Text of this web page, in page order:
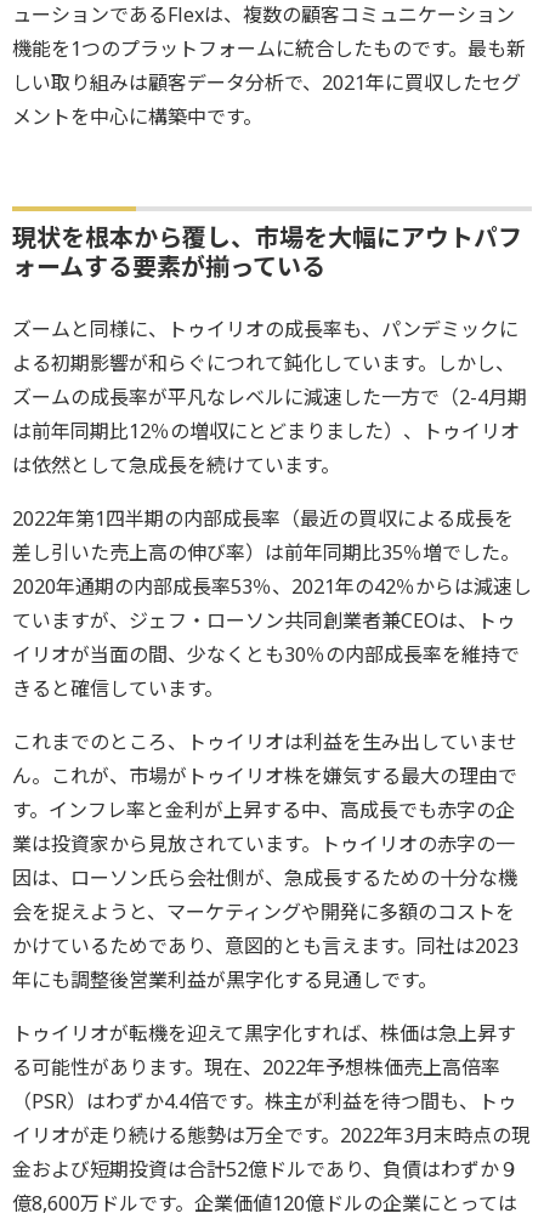
ューションであるFlexは、複数の顧客コミュニケーション
機能を1つのプラットフォームに統合したものです。最も新
しい取り組みは顧客データ分析で、2021年に買収したセグ
メントを中心に構築中です。
現状を根本から覆し、市場を大幅にアウトパフ
ォームする要素が揃っている
ズームと同様に、トゥイリオの成長率も、パンデミックに
よる初期影響が和らぐにつれて鈍化しています。しかし、
ズームの成長率が平凡なレベルに減速した一方で（2-4月期
は前年同期比12％の増収にとどまりました）、トゥイリオ
は依然として急成長を続けています。
2022年第1四半期の内部成長率（最近の買収による成長を
差し引いた売上高の伸び率）は前年同期比35％増でした。
2020年通期の内部成長率53％、2021年の42％からは減速し
ていますが、ジェフ・ローソン共同創業者兼CEOは、トゥ
イリオが当面の間、少なくとも30％の内部成長率を維持で
きると確信しています。
これまでのところ、トゥイリオは利益を生み出していませ
ん。これが、市場がトゥイリオ株を嫌気する最大の理由で
す。インフレ率と金利が上昇する中、高成長でも赤字の企
業は投資家から見放されています。トゥイリオの赤字の一
因は、ローソン氏ら会社側が、急成長するための十分な機
会を捉えようと、マーケティングや開発に多額のコストを
かけているためであり、意図的とも言えます。同社は2023
年にも調整後営業利益が黒字化する見通しです。
トゥイリオが転機を迎えて黒字化すれば、株価は急上昇す
る可能性があります。現在、2022年予想株価売上高倍率
（PSR）はわずか4.4倍です。株主が利益を待つ間も、トゥ
イリオが走り続ける態勢は万全です。2022年3月末時点の現
金および短期投資は合計52億ドルであり、負債はわずか９
億8,600万ドルです。企業価値120億ドルの企業にとっては